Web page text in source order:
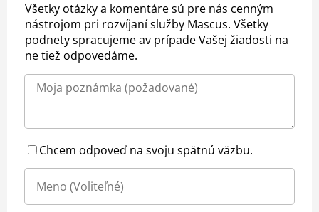
Všetky otázky a komentáre sú pre nás cenným
nástrojom pri rozvíjaní služby Mascus. Všetky
podnety spracujeme av prípade Vašej žiadosti na
ne tiež odpovedáme.
Chcem odpoveď na svoju spätnú väzbu.